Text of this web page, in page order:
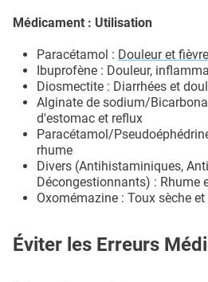
Médicament : Utilisation
Paracétamol : Douleur et fièvre
Ibuprofène : Douleur,
Diosmectite : Diarrhées et
Alginate de sodium/
d'estomac et reflux
Paracétamol/
rhume
Divers (Antihistaminiques,
Décongestionnants) : Rhume
Oxomémazine : Toux sèche
Éviter les Erreurs